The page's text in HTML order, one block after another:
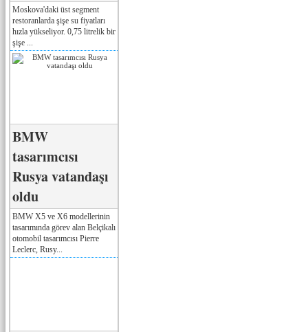
Moskova'daki üst segment
restoranlarda şişe su fiyatları
hızla yükseliyor. 0,75 litrelik bir
şişe ...
BMW
tasarımcısı
Rusya vatandaşı
oldu
BMW X5 ve X6 modellerinin
tasarımında görev alan Belçikalı
otomobil tasarımcısı Pierre
Leclerc, Rusy...